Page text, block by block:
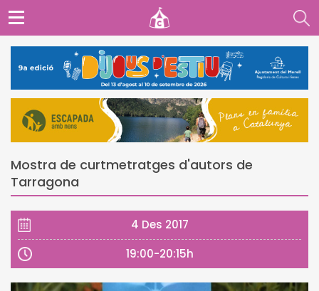
Mostra de curtmetratges d'autors de
Tarragona
4 Des 2017
19:00-20:15h